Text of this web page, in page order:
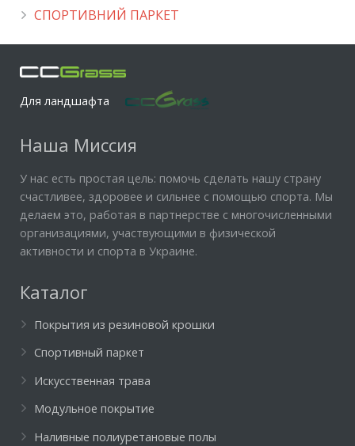
СПОРТИВНИЙ ПАРКЕТ
Для ландшафта
Наша Миссия
У нас есть простая цель: помочь сделать нашу страну
счастливее, здоровее и сильнее с помощью спорта. Мы
делаем это, работая в партнерстве с многочисленными
организациями, участвующими в физической
активности и спорта в Украине.
Каталог
Покрытия из резиновой крошки
Спортивный паркет
Искусственная трава
Модульное покрытие
Наливные полиуретановые полы